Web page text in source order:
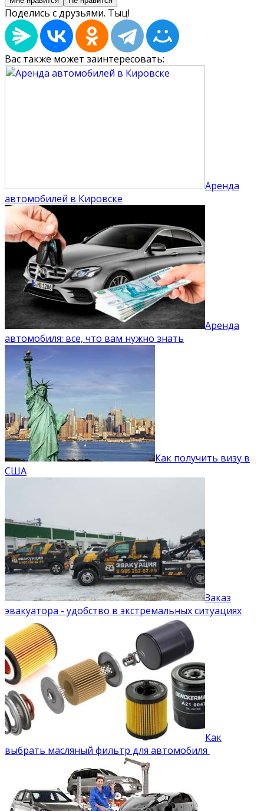
Поделись с друзьями. Тыц!
Вас также может заинтересовать:
Аренда
автомобилей в Кировске
Аренда
автомобиля: все, что вам нужно знать
Как получить визу в
США
Заказ
эвакуатора - удобство в экстремальных ситуациях
Как
выбрать масляный фильтр для автомобиля